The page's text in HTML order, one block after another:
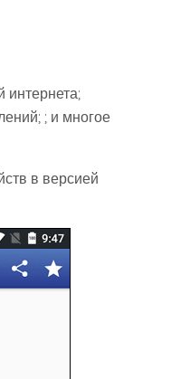
интернета;
; и многое
в версией